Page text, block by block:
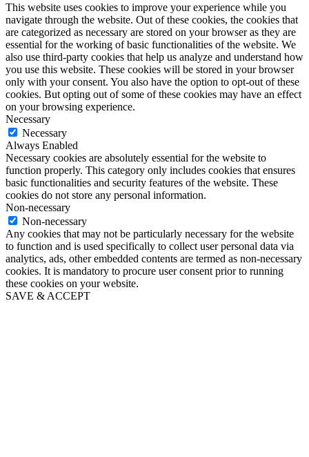
This website uses cookies to improve your experience while you
navigate through the website. Out of these cookies, the cookies that
are categorized as necessary are stored on your browser as they are
essential for the working of basic functionalities of the website. We
also use third-party cookies that help us analyze and understand how
you use this website. These cookies will be stored in your browser
only with your consent. You also have the option to opt-out of these
cookies. But opting out of some of these cookies may have an effect
on your browsing experience.
Necessary
Necessary
Always Enabled
Necessary cookies are absolutely essential for the website to
function properly. This category only includes cookies that ensures
basic functionalities and security features of the website. These
cookies do not store any personal information.
Non-necessary
Non-necessary
Any cookies that may not be particularly necessary for the website
to function and is used specifically to collect user personal data via
analytics, ads, other embedded contents are termed as non-necessary
cookies. It is mandatory to procure user consent prior to running
these cookies on your website.
SAVE & ACCEPT